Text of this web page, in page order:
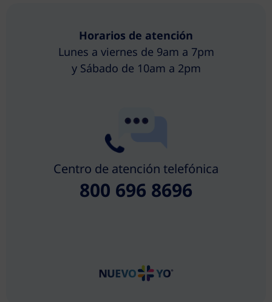
Horarios de atención
Lunes a viernes de 9am a 7pm
y Sábado de 10am a 2pm
Centro de atención telefónica
800 696 8696